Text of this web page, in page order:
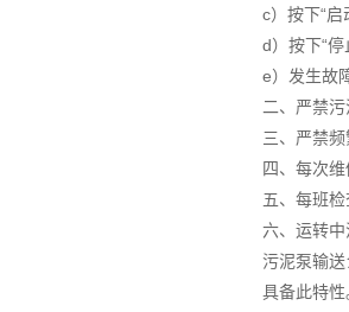
c）按下“
d）按下“
e）发生故
二、严禁
三、严禁
四、每次
五、每班
六、运转
污泥泵输
具备此特性